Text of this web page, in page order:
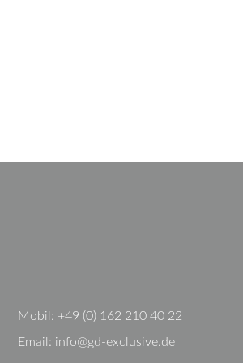
Mobil: +49 (0) 162 210 40 22
Email: info@gd-exclusive.de